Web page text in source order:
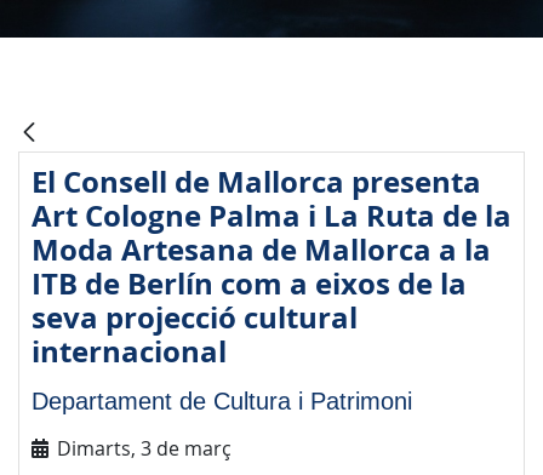
El Consell de Mallorca presenta
Art Cologne Palma i La Ruta de la
Moda Artesana de Mallorca a la
ITB de Berlín com a eixos de la
seva projecció cultural
internacional
Departament de Cultura i Patrimoni
Dimarts, 3 de març